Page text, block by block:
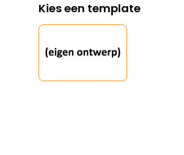
Kies een template